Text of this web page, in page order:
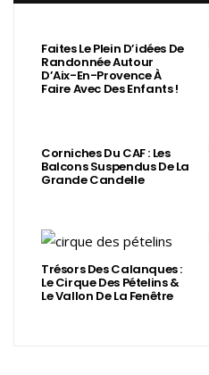
Faites Le Plein D’idées De
Randonnée Autour
D’Aix-En-Provence À
Faire Avec Des Enfants !
Corniches Du CAF : Les
Balcons Suspendus De La
Grande Candelle
Trésors Des Calanques :
Le Cirque Des Pételins &
Le Vallon De La Fenêtre